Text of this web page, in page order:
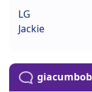
LG
Jackie